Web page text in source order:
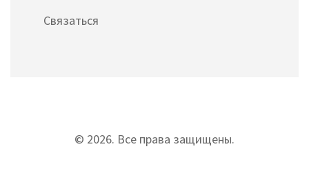
Связаться
© 2026. Все права защищены.